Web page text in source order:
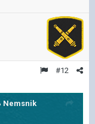
#12
Nemsnik